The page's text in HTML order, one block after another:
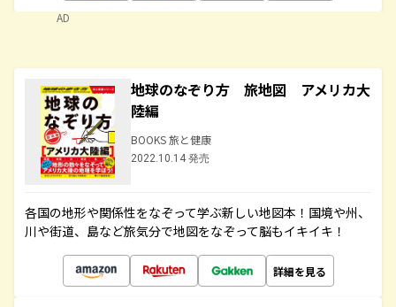
AD
地球のなぞり方 旅地図 アメリカ大
陸編
BOOKS 旅と健康
2022.10.14 発売
各国の地形や関係性をなぞって学ぶ新しい地図本！国境や州、
川や街道、島など旅気分で地図をなぞって脳もイキイキ！
詳細を見る